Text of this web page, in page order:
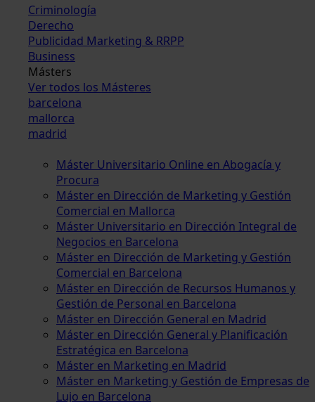
Criminología
Derecho
Publicidad Marketing & RRPP
Business
Másters
Ver todos los Másteres
barcelona
mallorca
madrid
Máster Universitario Online en Abogacía y
Procura
Máster en Dirección de Marketing y Gestión
Comercial en Mallorca
Máster Universitario en Dirección Integral de
Negocios en Barcelona
Máster en Dirección de Marketing y Gestión
Comercial en Barcelona
Máster en Dirección de Recursos Humanos y
Gestión de Personal en Barcelona
Máster en Dirección General en Madrid
Máster en Dirección General y Planificación
Estratégica en Barcelona
Máster en Marketing en Madrid
Máster en Marketing y Gestión de Empresas de
Lujo en Barcelona